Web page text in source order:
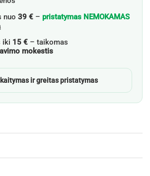
nuo 39 € – pristatymas NEMOKAMAS
iki 15 € – taikomas
mokestis
ir greitas pristatymas